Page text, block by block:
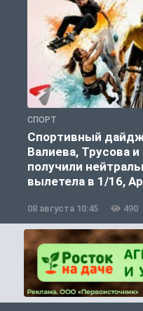
СПОРТ
Спортивный
Валиева, Трусова
получили
вылетела в 1/16,
08 августа 10:45 490